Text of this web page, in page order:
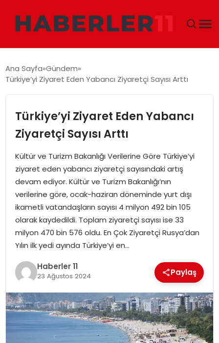
DÜNYA
EKONOMI
SIYASET
SPOR
YAŞAM
Ana Sayfa Gündem
Türkiye’yi Ziyaret Eden Yabancı Ziyaretçi Sayısı Arttı
Türkiye’yi Ziyaret Eden Yabancı
Ziyaretçi Sayısı Arttı
Kültür ve Turizm Bakanlığı Verilerine Göre Türkiye’yi
ziyaret eden yabancı ziyaretçi sayısındaki artış
devam ediyor. Kültür ve Turizm Bakanlığı’nın
verilerine göre, ocak-haziran döneminde yurt dışı
ikametli vatandaşların sayısı 4 milyon 492 bin 105
olarak kaydedildi. Toplam ziyaretçi sayısı ise 33
milyon 470 bin 576 oldu. En Çok Ziyaretçi Rusya’dan
Yılın ilk yedi ayında Türkiye’yi en…
Haberler 11
23 Ağustos 2024 Paylaş